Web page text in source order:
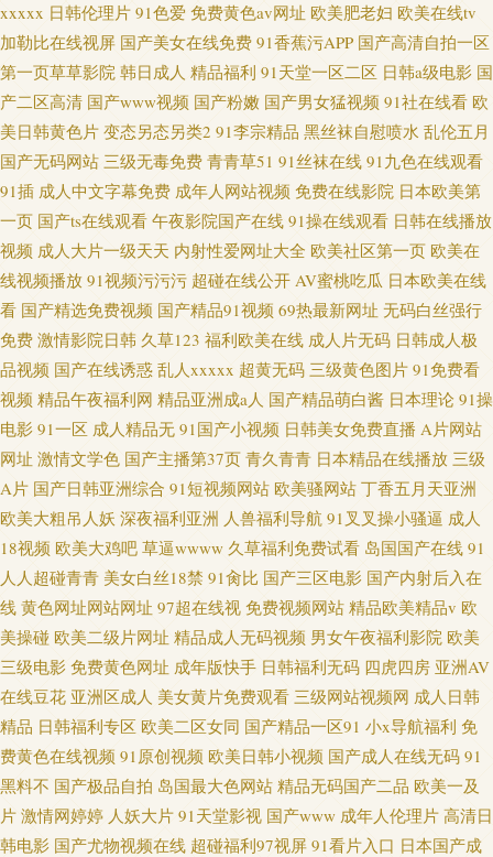
xxxxx 日韩伦理片 91色爱 免费黄色av网址 欧美肥老妇 欧美在线tv
加勒比在线视屏 国产美女在线免费 91香蕉污APP 国产高清自拍一区
第一页草草影院 韩日成人 精品福利 91天堂一区二区 日韩a级电影 国
产二区高清 国产www视频 国产粉嫩 国产男女猛视频 91社在线看 欧
美日韩黄色片 变态另态另类2 91李宗精品 黑丝袜自慰喷水 乱伦五月
国产无码网站 三级无毒免费 青青草51 91丝袜在线 91九色在线观看
91插 成人中文字幕免费 成年人网站视频 免费在线影院 日本欧美第
一页 国产ts在线观看 午夜影院国产在线 91操在线观看 日韩在线播放
视频 成人大片一级天天 内射性爱网址大全 欧美社区第一页 欧美在
线视频播放 91视频污污污 超碰在线公开 AV蜜桃吃瓜 日本欧美在线
看 国产精选免费视频 国产精品91视频 69热最新网址 无码白丝强行
免费 激情影院日韩 久草123 福利欧美在线 成人片无码 日韩成人极
品视频 国产在线诱惑 乱人xxxxx 超黄无码 三级黄色图片 91免费看
视频 精品午夜福利网 精品亚洲成a人 国产精品萌白酱 日本理论 91操
电影 91一区 成人精品无 91国产小视频 日韩美女免费直播 A片网站
网址 激情文学色 国产主播第37页 青久青青 日本精品在线播放 三级
A片 国产日韩亚洲综合 91短视频网站 欧美骚网站 丁香五月天亚洲
欧美大粗吊人妖 深夜福利亚洲 人兽福利导航 91叉叉操小骚逼 成人
18视频 欧美大鸡吧 草逼wwww 久草福利免费试看 岛国国产在线 91
人人超碰青青 美女白丝18禁 91肏比 国产三区电影 国产内射后入在
线 黄色网址网站网址 97超在线视 免费视频网站 精品欧美精品v 欧
美操碰 欧美二级片网址 精品成人无码视频 男女午夜福利影院 欧美
三级电影 免费黄色网址 成年版快手 日韩福利无码 四虎四房 亚洲AV
在线豆花 亚洲区成人 美女黄片免费观看 三级网站视频网 成人日韩
精品 日韩福利专区 欧美二区女同 国产精品一区91 小x导航福利 免
费黄色在线视频 91原创视频 欧美日韩小视频 国产成人在线无码 91
黑料不 国产极品自拍 岛国最大色网站 精品无码国产二品 欧美一及
片 激情网婷婷 人妖大片 91天堂影视 国产www 成年人伦理片 高清日
韩电影 国产尤物视频在线 超碰福利97视屏 91看片入口 日本国产成